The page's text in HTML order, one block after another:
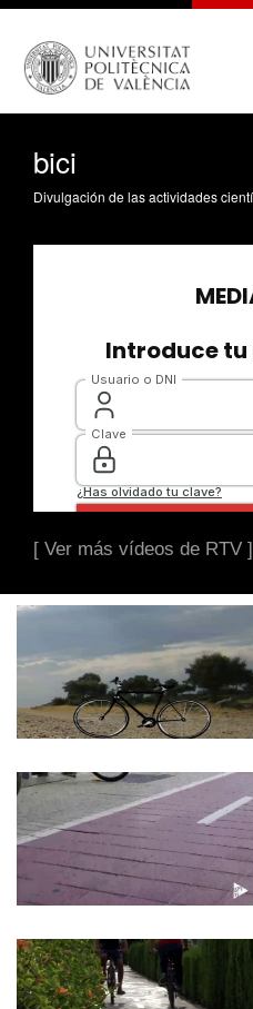
bici
[ Ver más vídeos de RTV ]